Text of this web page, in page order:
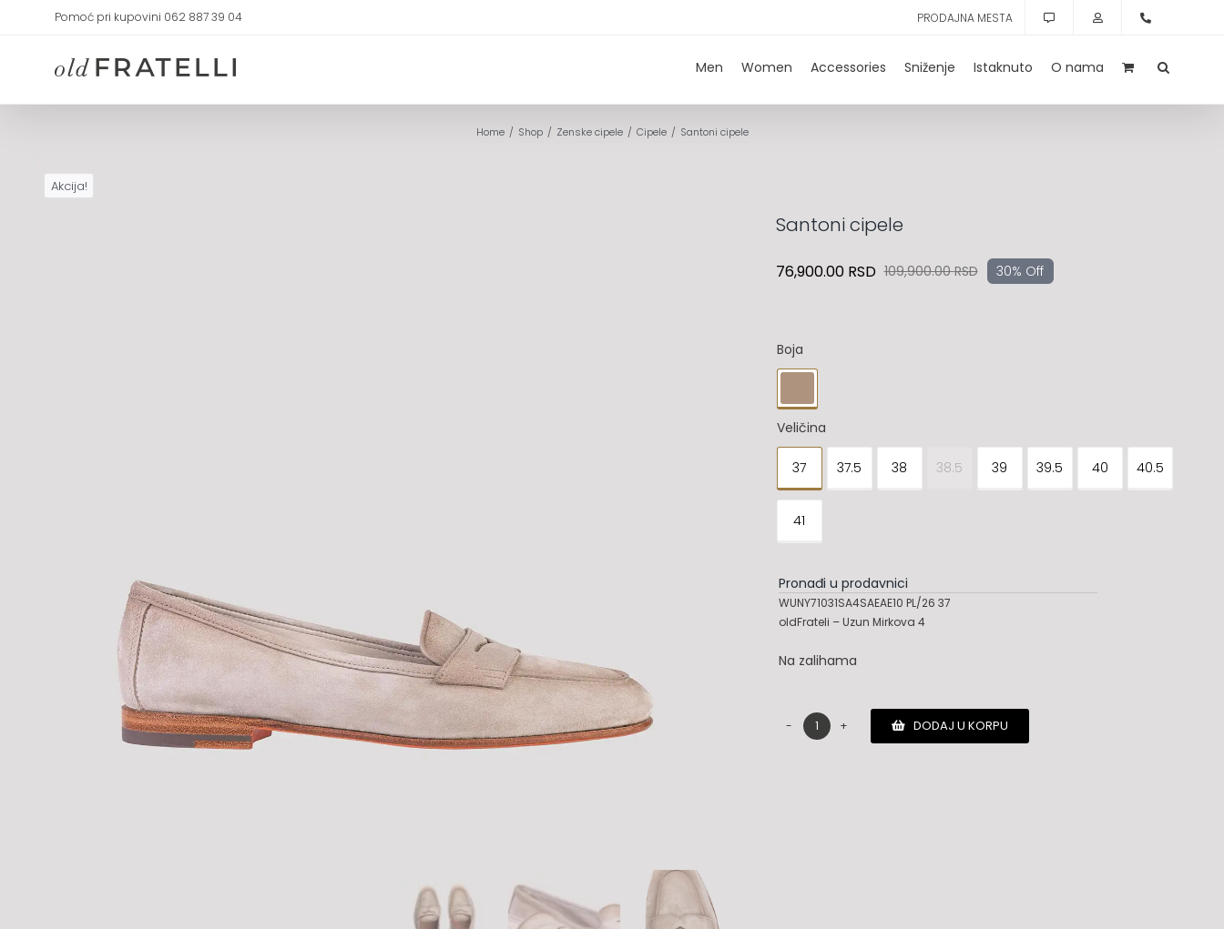
Pomoć pri kupovini 062 887 39 04 PRODAJNA MESTA
Men Women Accessories Sniženje Istaknuto O nama
Home Shop Zenske cipele Cipele Santoni cipele
Akcija!
Santoni cipele
109,900.00RSDOriginalna
76,900.00 RSD
Trenutna
30% Off
Boja
Veličina
37 37.5 38 38.5 39 39.5 40 40.5
41
Pronađi u prodavnici
WUNY71031SA4SAEAE10 PL/26 37
oldFrateli – Uzun Mirkova 4
Na zalihama
Santoni
DODAJ U KORPU